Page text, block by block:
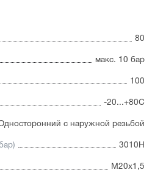
80
макс. 10 бар
100
-20...+80С
с наружной резьбой
3010Н
М20х1,5